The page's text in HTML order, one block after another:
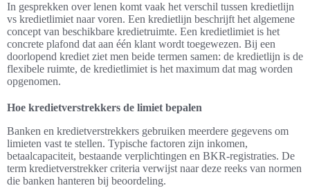
In gesprekken over lenen komt vaak het verschil tussen kredietlijn
vs kredietlimiet naar voren. Een kredietlijn beschrijft het algemene
concept van beschikbare kredietruimte. Een kredietlimiet is het
concrete plafond dat aan één klant wordt toegewezen. Bij een
doorlopend krediet ziet men beide termen samen: de kredietlijn is de
flexibele ruimte, de kredietlimiet is het maximum dat mag worden
opgenomen.
Hoe kredietverstrekkers de limiet bepalen
Banken en kredietverstrekkers gebruiken meerdere gegevens om
limieten vast te stellen. Typische factoren zijn inkomen,
betaalcapaciteit, bestaande verplichtingen en BKR-registraties. De
term kredietverstrekker criteria verwijst naar deze reeks van normen
die banken hanteren bij beoordeling.